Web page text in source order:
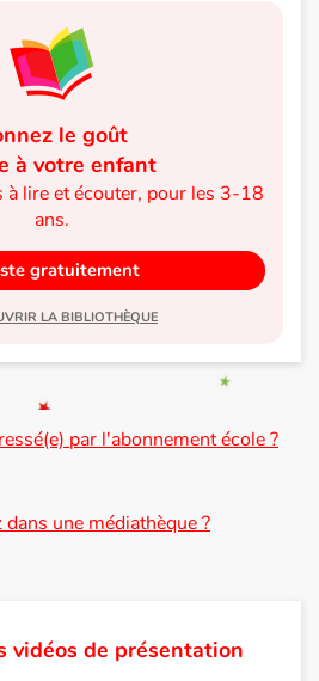
le goût
à votre enfant
lire et écouter, pour les 3-18
ans.
gratuitement
LA BIBLIOTHÈQUE
par l'abonnement école ?
une médiathèque ?
vidéos de présentation